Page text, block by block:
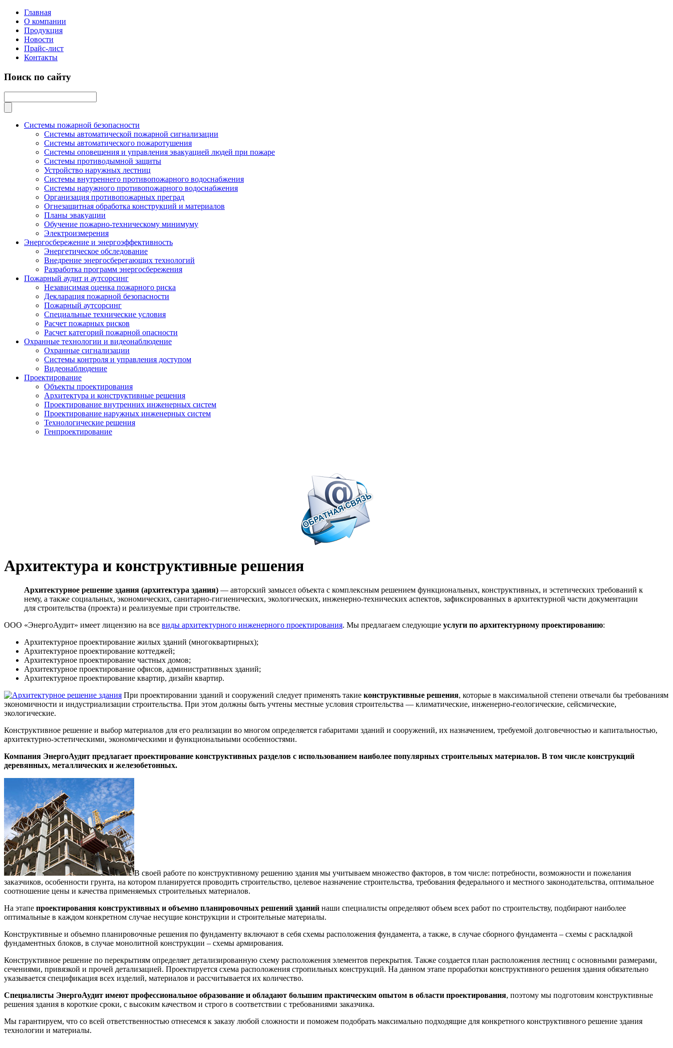
Главная
О компании
Продукция
Новости
Прайс-лист
Контакты
Поиск по сайту
Системы пожарной безопасности
Системы автоматической пожарной сигнализации
Системы автоматического пожаротушения
Системы оповещения и управления эвакуацией людей при пожаре
Системы противодымной защиты
Устройство наружных лестниц
Системы внутреннего противопожарного водоснабжения
Системы наружного противопожарного водоснабжения
Организация противопожарных преград
Огнезащитная обработка конструкций и материалов
Планы эвакуации
Обучение пожарно-техническому минимуму
Электроизмерения
Энергосбережение и энергоэффективность
Энергетическое обследование
Внедрение энергосберегающих технологий
Разработка программ энергосбережения
Пожарный аудит и аутсорсинг
Независимая оценка пожарного риска
Декларация пожарной безопасности
Пожарный аутсорсинг
Специальные технические условия
Расчет пожарных рисков
Расчет категорий пожарной опасности
Охранные технологии и видеонаблюдение
Охранные сигнализации
Системы контроля и управления доступом
Видеонаблюдение
Проектирование
Объекты проектирования
Архитектура и конструктивные решения
Проектирование внутренних инженерных систем
Проектирование наружных инженерных систем
Технологические решения
Генпроектирование
Архитектура и конструктивные решения
Архитектурное решение здания (архитектура здания) — авторский замысел объекта с комплексным решением функциональных, конструктивных, и эстетических требований к
нему, а также социальных, экономических, санитарно-гигиенических, экологических, инженерно-технических аспектов, зафиксированных в архитектурной части документации
для строительства (проекта) и реализуемые при строительстве.
ООО «ЭнергоАудит» имеет лицензию на все виды архитектурного инженерного проектирования. Мы предлагаем следующие услуги по архитектурному проектированию:
Архитектурное проектирование жилых зданий (многоквартирных);
Архитектурное проектирование коттеджей;
Архитектурное проектирование частных домов;
Архитектурное проектирование офисов, административных зданий;
Архитектурное проектирование квартир, дизайн квартир.
При проектировании зданий и сооружений следует применять такие конструктивные решения, которые в максимальной степени отвечали бы требованиям
экономичности и индустриализации строительства. При этом должны быть учтены местные условия строительства — климатические, инженерно-геологические, сейсмические,
экологические.
Конструктивное решение и выбор материалов для его реализации во многом определяется габаритами зданий и сооружений, их назначением, требуемой долговечностью и капитальностью,
архитектурно-эстетическими, экономическими и функциональными особенностями.
Компания ЭнергоАудит предлагает проектирование конструктивных разделов с использованием наиболее популярных строительных материалов. В том числе конструкций
деревянных, металлических и железобетонных.
В своей работе по конструктивному решению здания мы учитываем множество факторов, в том числе: потребности, возможности и пожелания
заказчиков, особенности грунта, на котором планируется проводить строительство, целевое назначение строительства, требования федерального и местного законодательства, оптимальное
соотношение цены и качества применяемых строительных материалов.
На этапе проектирования конструктивных и объемно планировочных решений зданий наши специалисты определяют объем всех работ по строительству, подбирают наиболее
оптимальные в каждом конкретном случае несущие конструкции и строительные материалы.
Конструктивные и объемно планировочные решения по фундаменту включают в себя схемы расположения фундамента, а также, в случае сборного фундамента – схемы с раскладкой
фундаментных блоков, в случае монолитной конструкции – схемы армирования.
Конструктивное решение по перекрытиям определяет детализированную схему расположения элементов перекрытия. Также создается план расположения лестниц с основными размерами,
сечениями, привязкой и прочей детализацией. Проектируется схема расположения стропильных конструкций. На данном этапе проработки конструктивного решения здания обязательно
указывается спецификация всех изделий, материалов и рассчитывается их количество.
Специалисты ЭнергоАудит имеют профессиональное образование и обладают большим практическим опытом в области проектирования, поэтому мы подготовим конструктивные
решения здания в короткие сроки, с высоким качеством и строго в соответствии с требованиями заказчика.
Мы гарантируем, что со всей ответственностью отнесемся к заказу любой сложности и поможем подобрать максимально подходящие для конкретного конструктивного решение здания
технологии и материалы.